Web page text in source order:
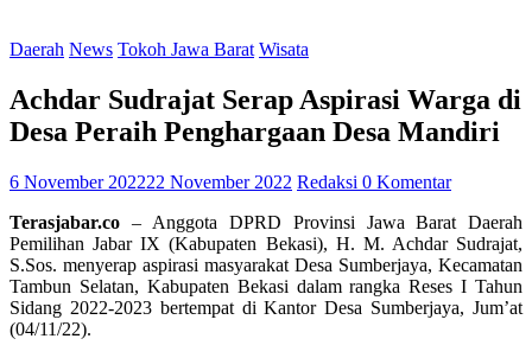
Daerah News Tokoh Jawa Barat Wisata
Achdar Sudrajat Serap Aspirasi Warga di
Desa Peraih Penghargaan Desa Mandiri
6 November 202222 November 2022 Redaksi 0 Komentar
Terasjabar.co – Anggota DPRD Provinsi Jawa Barat Daerah
Pemilihan Jabar IX (Kabupaten Bekasi), H. M. Achdar Sudrajat,
S.Sos. menyerap aspirasi masyarakat Desa Sumberjaya, Kecamatan
Tambun Selatan, Kabupaten Bekasi dalam rangka Reses I Tahun
Sidang 2022-2023 bertempat di Kantor Desa Sumberjaya, Jum’at
(04/11/22).